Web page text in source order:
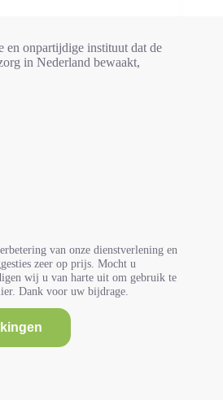
en onpartijdige instituut dat de
in Nederland bewaakt,
van onze dienstverlening en
zeer op prijs. Mocht u
wij u van harte uit om gebruik te
Dank voor uw bijdrage.